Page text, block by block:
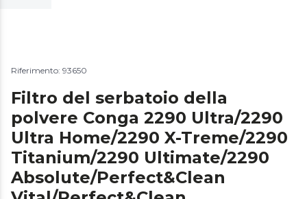
Riferimento: 93650
Filtro del serbatoio della
polvere Conga 2290 Ultra/2290
Ultra Home/2290 X-Treme/2290
Titanium/2290 Ultimate/2290
Absolute/Perfect&Clean